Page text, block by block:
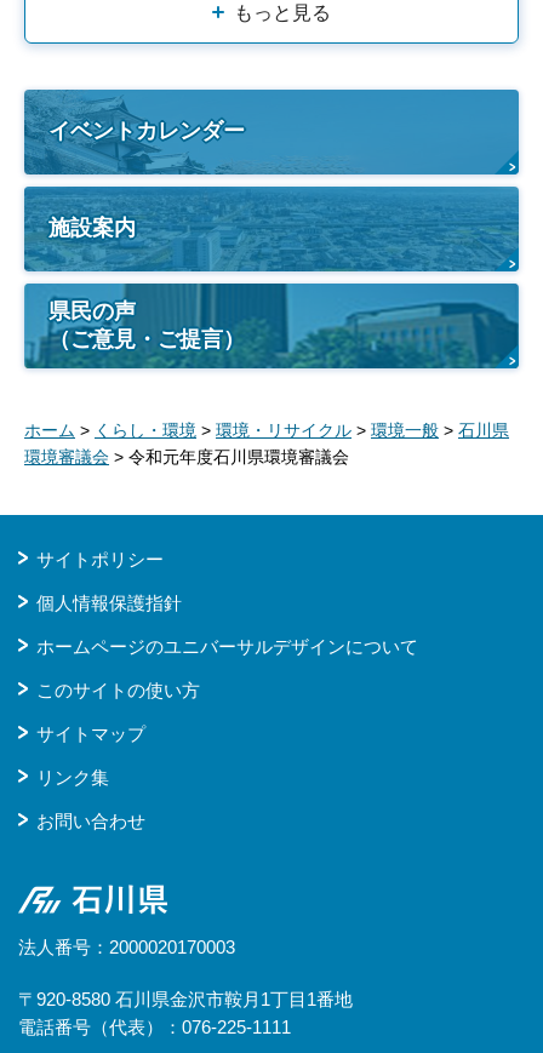
もっと見る
イベントカレンダー
施設案内
県民の声
（ご意見・ご提言）
ホーム > くらし・環境 > 環境・リサイクル > 環境一般 > 石川県
環境審議会 > 令和元年度石川県環境審議会
サイトポリシー
個人情報保護指針
ホームページのユニバーサルデザインについて
このサイトの使い方
サイトマップ
リンク集
お問い合わせ
石川県
法人番号：2000020170003
〒920-8580 石川県金沢市鞍月1丁目1番地
電話番号（代表）：076-225-1111